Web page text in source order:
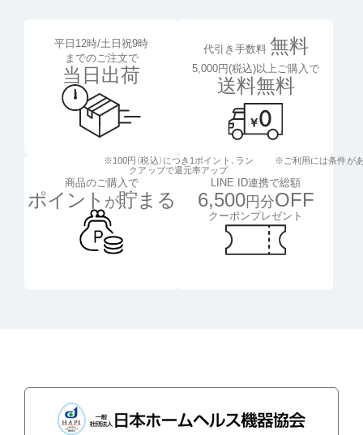
平日12時/土日祝9時
までのご注文で
当日出荷
代引き手数料 無料
5,000円(税込)以上ご購入で
送料無料
商品のご購入で
ポイント が貯まる
※100円（税込）につき1ポイント、 ラン
クアップで還元率アップ
LINE ID連携で総額
6,500円分OFF
クーポンプレゼント
※ご利用には条件が